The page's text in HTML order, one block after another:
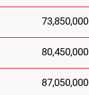
73,850,000
80,450,000
87,050,000